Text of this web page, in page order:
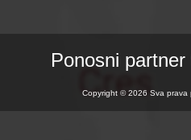
Ponosni partner
Copyright © 2026 Sva prava